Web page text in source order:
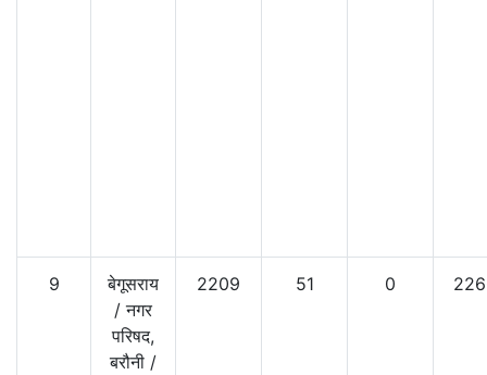
9
बेगूसराय
/नगर
परिषद,
बरौनी /
2209 51 0